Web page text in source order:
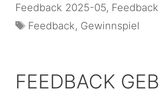
Feedback 2025-05,
Feedback, Gewinnspiel
FEEDBACK